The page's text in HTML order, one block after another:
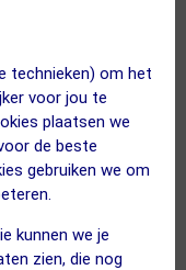
technieken) om het
voor jou te
plaatsen we
de beste
gebruiken we om
kunnen we je
zien, die nog